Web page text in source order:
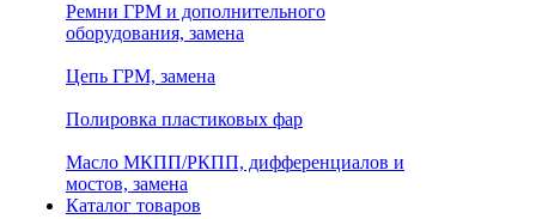
Ремни ГРМ и дополнительного
оборудования, замена
Цепь ГРМ, замена
Полировка пластиковых фар
Масло МКПП/РКПП, дифференциалов и
мостов, замена
Каталог товаров